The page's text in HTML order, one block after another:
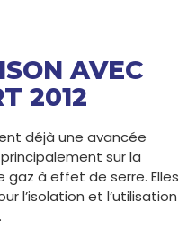
AVEC
2012
déjà une avancée
sur la
gaz à effet de serre. Elles
l’isolation et l’utilisation
.